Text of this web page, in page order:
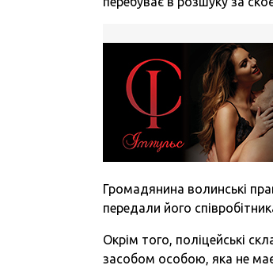
Громадянина волинські
передали його
Окрім того, поліцейські
засобом особою, яка не